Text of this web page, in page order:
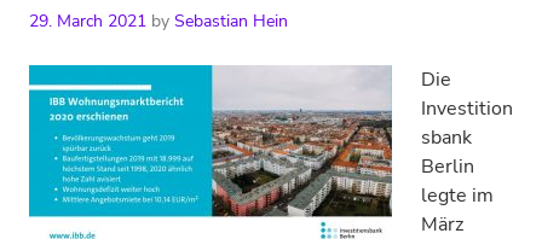
29. March 2021 by Sebastian Hein
Die
Investition
sbank
Berlin
legte im
März